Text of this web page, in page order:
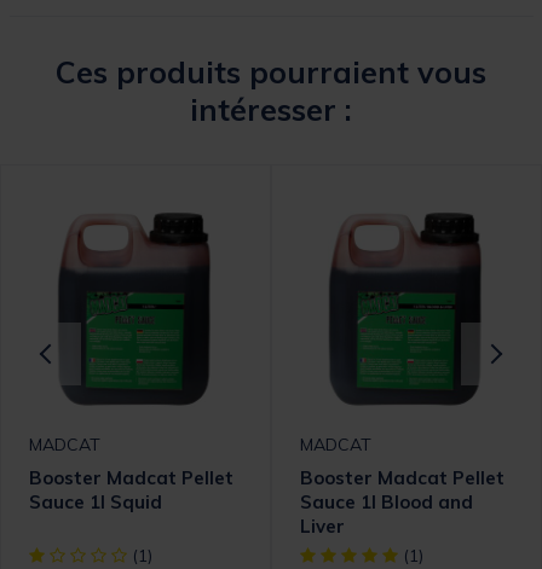
Ces produits pourraient vous
intéresser :
MADCAT
Booster Madcat Pellet
Sauce 1l Squid
[object Object] out of 5 Customer Rating
(1)
MADCAT
Booster Madcat Pellet
Sauce 1l Blood and
Liver
[object Object] out of 5
(1)